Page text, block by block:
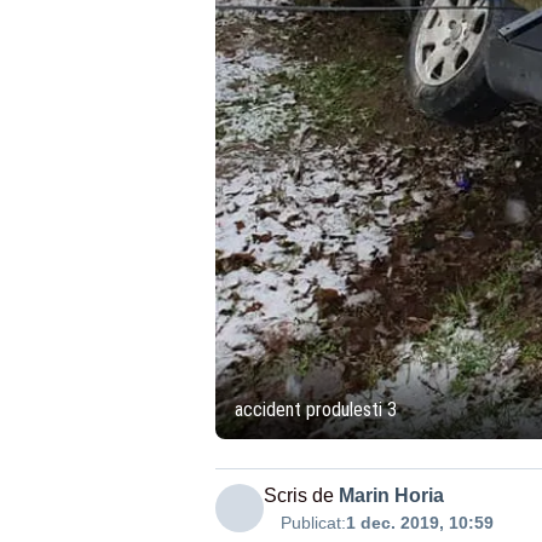
accident produlesti 3
Scris de Marin Horia
Publicat:1 dec. 2019, 10:59